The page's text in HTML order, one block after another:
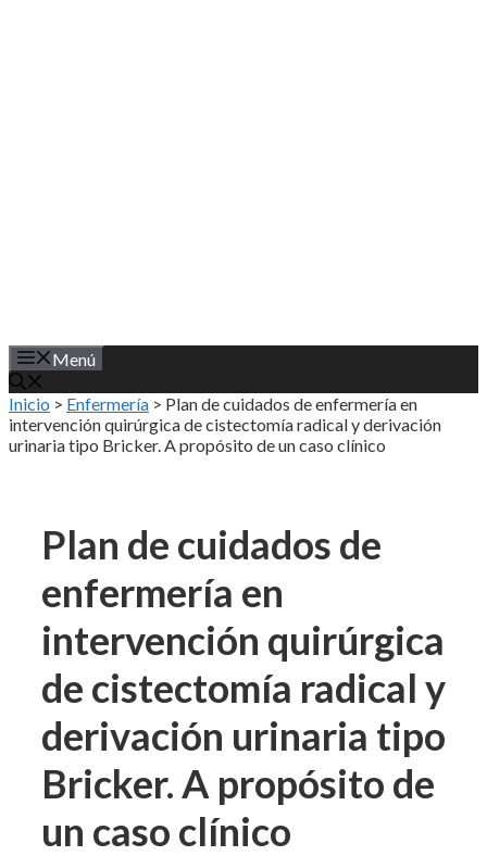
Menú
Inicio > Enfermería > Plan de cuidados de enfermería en
intervención quirúrgica de cistectomía radical y derivación
urinaria tipo Bricker. A propósito de un caso clínico
Plan de cuidados de
enfermería en
intervención quirúrgica
de cistectomía radical y
derivación urinaria tipo
Bricker. A propósito de
un caso clínico